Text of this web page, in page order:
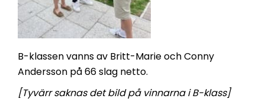
B-klassenvanns av Britt-Marie och Conny
Andersson på 66 slag netto.
[Tyvärr saknas det bild på vinnarna i B-klass]